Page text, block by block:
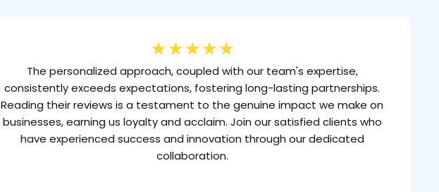
★ ★ ★ ★ ★
The personalized approach, coupled with our team's expertise,
consistently exceeds expectations, fostering long-lasting partnerships.
Reading their reviews is a testament to the genuine impact we make on
businesses, earning us loyalty and acclaim. Join our satisfied clients who
have experienced success and innovation through our dedicated
collaboration.